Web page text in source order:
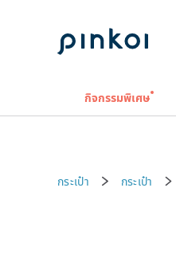
กิจกรรมพิเศษ
กระเป๋า กระเป๋า